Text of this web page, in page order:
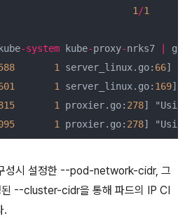
1 /1
-system kube-proxy-nrks7
1 server_linux.go: 66]
1 server_linux.go: 169]
1 proxier.go: 278] "Using
1 proxier.go: 278] "Using
성시 설정한 --pod-network-cidr, 그
--cluster-cidr을 통해 파드의 IP CI
.